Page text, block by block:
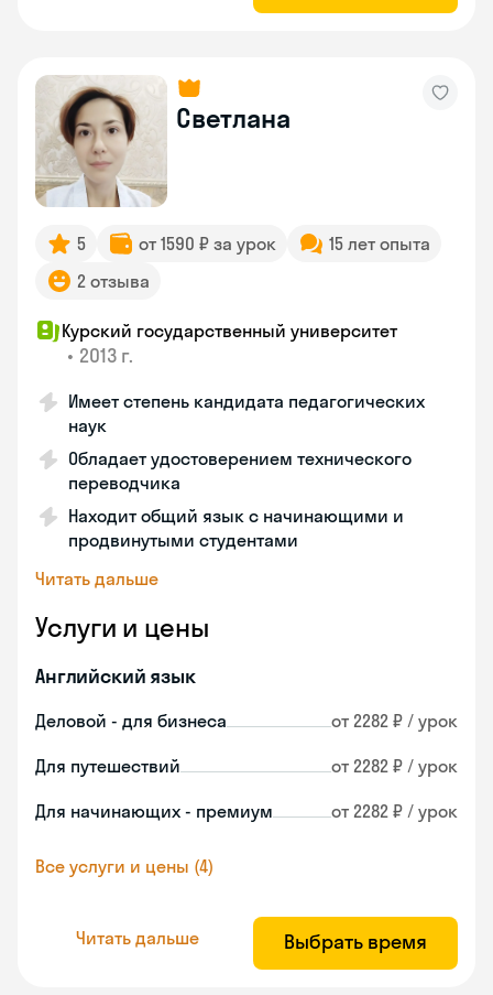
Светлана
5 от 1590 ₽ за урок
15 лет опыта
2 отзыва
Курский государственный университет
• 2013 г.
Имеет степень кандидата педагогических
наук
Обладает удостоверением технического
переводчика
Находит общий язык с начинающими и
продвинутыми студентами
Читать дальше
Услуги и цены
Английский язык
Деловой - для бизнеса от 2282 ₽ / урок
Для путешествий от 2282 ₽ / урок
Для начинающих - премиум от 2282 ₽ / урок
Все услуги и цены (4)
Читать дальше Выбрать время